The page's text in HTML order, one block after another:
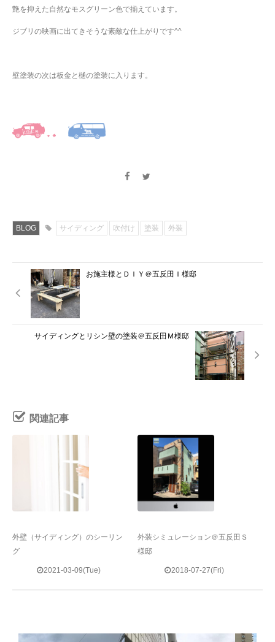
艶を抑えた自然なモスグリーン色で揃えています。
ジブリの映画に出てきそうな素敵な仕上がりです^^
壁塗装の次は板金と樋の塗装に入ります。
BLOG サイディング 吹付け 塗装 外装
お施主様とＤＩＹ＠五反田Ｉ様邸
サイディングとリシン壁の塗装＠五反田Ｍ様邸
関連記事
外壁（サイディング）のシーリン
グ
2021-03-09(Tue)
外装シミュレーション＠五反田Ｓ
様邸
2018-07-27(Fri)